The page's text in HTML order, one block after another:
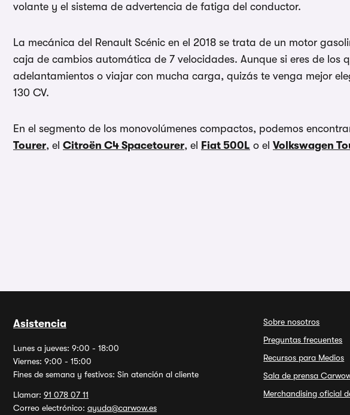
volante y el sistema de advertencia de fatiga del conductor.
La mecánica del Renault Scénic en el 2018 se trata de un motor
caja de cambios automática de 7 velocidades. Aunque si eres de los
adelantamientos o viajar con mucha carga, quizás te venga mejor
130 CV.
En el segmento de los monovolúmenes compactos, podemos
Tourer, el Citroën C4 Spacetourer, el Fiat 500L o el Volkswagen
Asistencia
Lunes a jueves: 9:00 - 18:00
Viernes: 9:00 - 15:00
Fines de semana y festivos: Sin atención al cliente
Llamar: 91 078 07 11
Correo electrónico: ayuda@carwow.es
Sobre nosotros
Preguntas frecuentes
Recursos para Medios
Sala de prensa
Merchandising oficial